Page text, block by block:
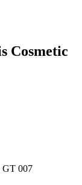
Cosmetic
GT 007